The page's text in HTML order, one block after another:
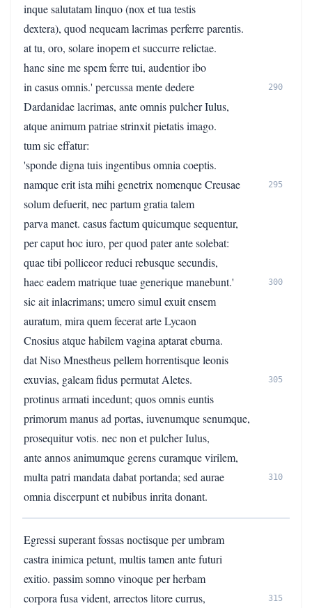
inque salutatam linquo (nox et tua testis
dextera), quod nequeam lacrimas perferre parentis.
at tu, oro, solare inopem et succurre relictae.
hanc sine me spem ferre tui, audentior ibo
in casus omnis.' percussa mente dedere
290
Dardanidae lacrimas, ante omnis pulcher Iulus,
atque animum patriae strinxit pietatis imago.
tum sic effatur:
'sponde digna tuis ingentibus omnia coeptis.
namque erit ista mihi genetrix nomenque Creusae
295
solum defuerit, nec partum gratia talem
parva manet. casus factum quicumque sequentur,
per caput hoc iuro, per quod pater ante solebat:
quae tibi polliceor reduci rebusque secundis,
haec eadem matrique tuae generique manebunt.'
300
sic ait inlacrimans; umero simul exuit ensem
auratum, mira quem fecerat arte Lycaon
Cnosius atque habilem vagina aptarat eburna.
dat Niso Mnestheus pellem horrentisque leonis
exuvias, galeam fidus permutat Aletes.
305
protinus armati incedunt; quos omnis euntis
primorum manus ad portas, iuvenumque senumque,
prosequitur votis. nec non et pulcher Iulus,
ante annos animumque gerens curamque virilem,
multa patri mandata dabat portanda; sed aurae
310
omnia discerpunt et nubibus inrita donant.
Egressi superant fossas noctisque per umbram
castra inimica petunt, multis tamen ante futuri
exitio. passim somno vinoque per herbam
corpora fusa vident, arrectos litore currus,
315